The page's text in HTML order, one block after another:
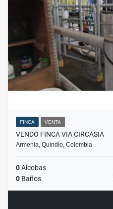
FINCA VENTA
VENDO FINCA VIA CIRCASIA
Armenia, Quindío, Colombia
0Alcobas
0 Baños